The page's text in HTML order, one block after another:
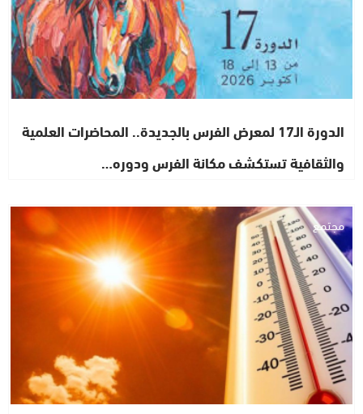
الدورة الـ17 لمعرض الفرس بالجديدة.. المحاضرات العلمية
والثقافية تستكشف مكانة الفرس ودوره…
مجتمع